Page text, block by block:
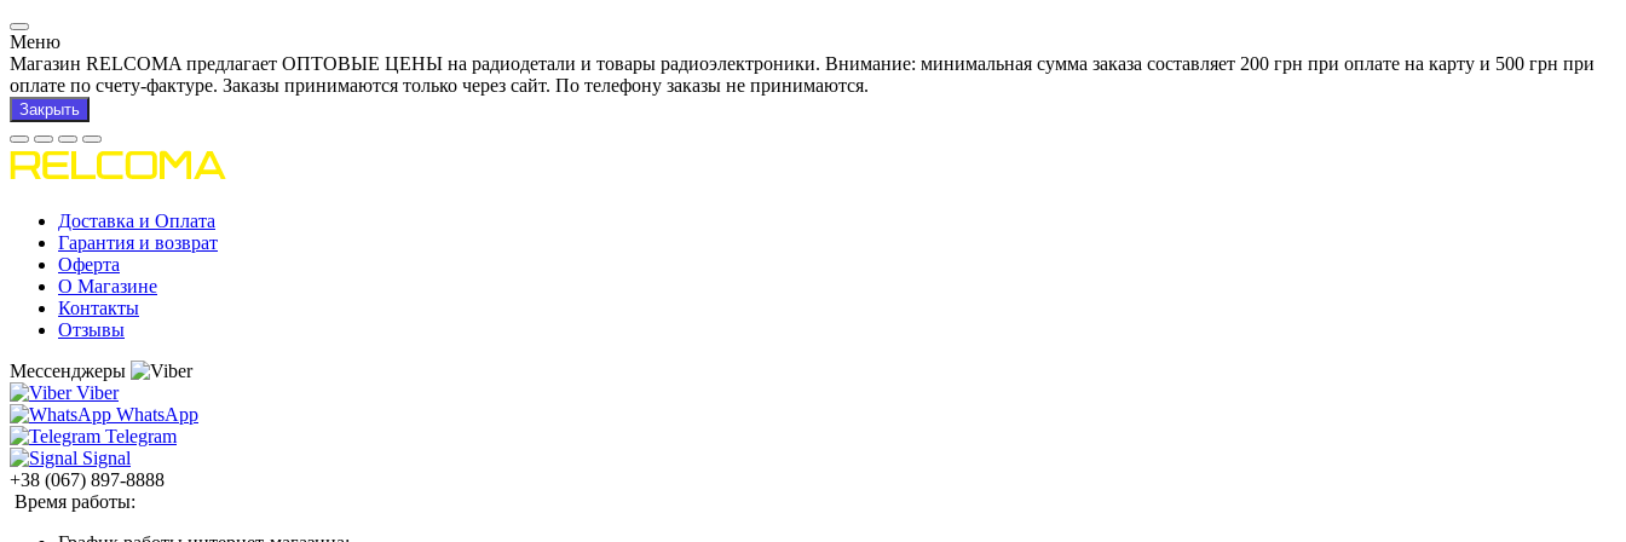
Меню
Магазин RELCOMA предлагает ОПТОВЫЕ ЦЕНЫ на радиодетали и товары радиоэлектроники. Внимание: минимальная сумма заказа составляет 200 грн при оплате на карту и 500 грн при
оплате по счету-фактуре. Заказы принимаются только через сайт. По телефону заказы не принимаются.
Закрыть
Доставка и Оплата
Гарантия и возврат
Оферта
О Магазине
Контакты
Отзывы
Мессенджеры
Viber
WhatsApp
Telegram
Signal
+38 (067) 897-8888
Время работы: